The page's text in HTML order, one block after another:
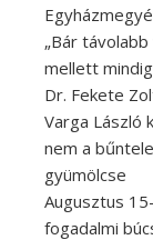
„Bár
mellett
Dr. Fekete
Varga László
nem a
gyümölcse
Augusztus
fogadalmi